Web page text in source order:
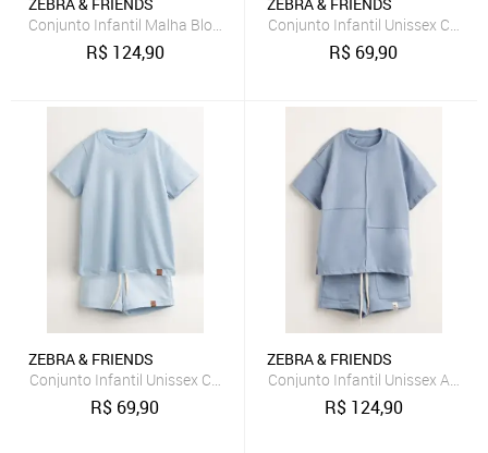
Conjunto Infantil Malha Block Bolso Bordado Obra de Arte Chumbo
R$ 124,90
Conjunto Infantil Unissex Com
R$ 69,90
ZEBRA & FRIENDS
Conjunto Infantil Unissex Com Camiseta e Short Azul Claro
R$ 69,90
ZEBRA & FRIENDS
Conjunto Infantil Unissex
R$ 124,90